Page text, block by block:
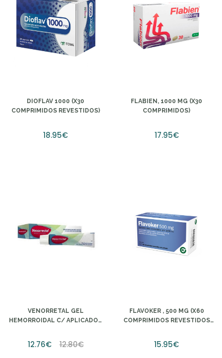
DIOFLAV 1000 (X30
COMPRIMIDOS REVESTIDOS)
18.95€
FLABIEN, 1000 MG (X30
COMPRIMIDOS)
17.95€
VENORRETAL GEL
HEMORROIDAL C/ APLICADOR
12.76€ 12.80€
FLAVOKER , 500 MG (X60
COMPRIMIDOS REVESTIDOS
15.95€